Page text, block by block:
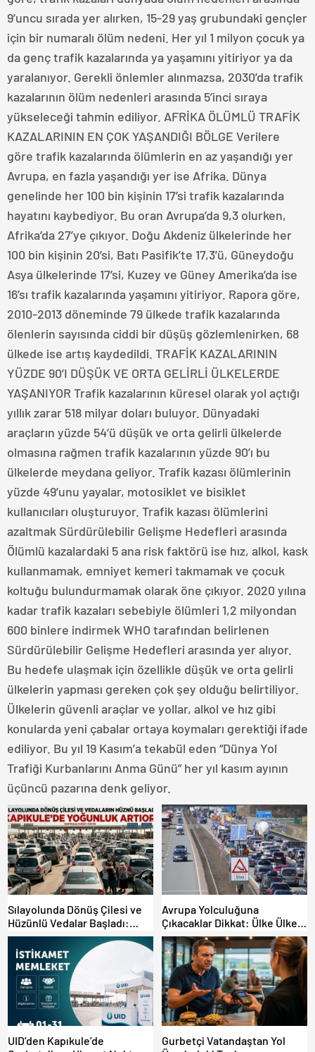
9’uncu sırada yer alırken, 15-29 yaş grubundaki gençler
için bir numaralı ölüm nedeni. Her yıl 1 milyon çocuk ya
da genç trafik kazalarında ya yaşamını yitiriyor ya da
yaralanıyor. Gerekli önlemler alınmazsa, 2030’da trafik
kazalarının ölüm nedenleri arasında 5’inci sıraya
yükseleceği tahmin ediliyor. AFRİKA ÖLÜMLÜ TRAFİK
KAZALARININ EN ÇOK YAŞANDIĞI BÖLGE Verilere
göre trafik kazalarında ölümlerin en az yaşandığı yer
Avrupa, en fazla yaşandığı yer ise Afrika. Dünya
genelinde her 100 bin kişinin 17’si trafik kazalarında
hayatını kaybediyor. Bu oran Avrupa’da 9,3 olurken,
Afrika’da 27’ye çıkıyor. Doğu Akdeniz ülkelerinde her
100 bin kişinin 20’si, Batı Pasifik’te 17,3’ü, Güneydoğu
Asya ülkelerinde 17’si, Kuzey ve Güney Amerika’da ise
16’sı trafik kazalarında yaşamını yitiriyor. Rapora göre,
2010-2013 döneminde 79 ülkede trafik kazalarında
ölenlerin sayısında ciddi bir düşüş gözlemlenirken, 68
ülkede ise artış kaydedildi. TRAFİK KAZALARININ
YÜZDE 90’I DÜŞÜK VE ORTA GELİRLİ ÜLKELERDE
YAŞANIYOR Trafik kazalarının küresel olarak yol açtığı
yıllık zarar 518 milyar doları buluyor. Dünyadaki
araçların yüzde 54’ü düşük ve orta gelirli ülkelerde
olmasına rağmen trafik kazalarının yüzde 90’ı bu
ülkelerde meydana geliyor. Trafik kazası ölümlerinin
yüzde 49’unu yayalar, motosiklet ve bisiklet
kullanıcıları oluşturuyor. Trafik kazası ölümlerini
azaltmak Sürdürülebilir Gelişme Hedefleri arasında
Ölümlü kazalardaki 5 ana risk faktörü ise hız, alkol, kask
kullanmamak, emniyet kemeri takmamak ve çocuk
koltuğu bulundurmamak olarak öne çıkıyor. 2020 yılına
kadar trafik kazaları sebebiyle ölümleri 1,2 milyondan
600 binlere indirmek WHO tarafından belirlenen
Sürdürülebilir Gelişme Hedefleri arasında yer alıyor.
Bu hedefe ulaşmak için özellikle düşük ve orta gelirli
ülkelerin yapması gereken çok şey olduğu belirtiliyor.
Ülkelerin güvenli araçlar ve yollar, alkol ve hız gibi
konularda yeni çabalar ortaya koymaları gerektiği ifade
ediliyor. Bu yıl 19 Kasım’a tekabül eden “Dünya Yol
Trafiği Kurbanlarını Anma Günü” her yıl kasım ayının
üçüncü pazarına denk geliyor.
Sılayolunda Dönüş Çilesi ve
Hüzünlü Vedalar Başladı:
Kapıkule’de Yoğunluk Artıyor!
Avrupa Yolculuğuna
Çıkacaklar Dikkat: Ülke Ülke
Güncel Trafik Kuralları,
Avrupa Otoyol Hız Limitleri
UID’den Kapıkule’de
Gurbetçi Vatandaştan Yol